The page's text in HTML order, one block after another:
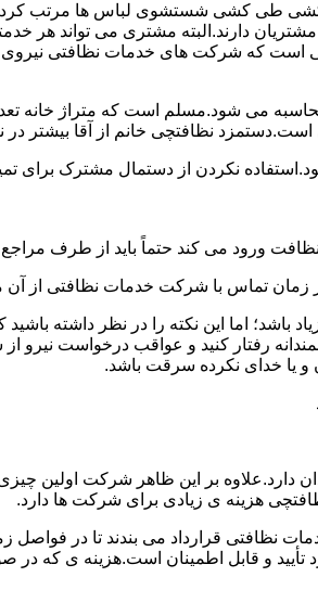
طی کشی شستشوی لباس ها مرتب
دارند.البته مشتری می تواند هر
است که شرکت های خدمات نظافتی
می شود.مسلم است که متراژ خانه
نظافتچی خانم از آقا بیشتر
نکردن از دستمال مشترک
ورود می کند حتماً باید از طرف
زمان تماس با شرکت خدمات نظافتی از
باشد؛ اما این نکته را در نظر داشته
رفتار کنید و عواقب درخواست نیرو
و یا خدای نکرده سرقت باشد.
دارد.علاوه بر این ظاهر شرکت
هزینه ی زیادی برای شرکت ها دارد.
نظافتی قرارداد می بندند تا در
تأیید و قابل اطمینان است.هزینه